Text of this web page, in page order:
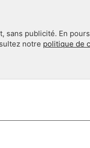
sans publicité. En
notre politique de